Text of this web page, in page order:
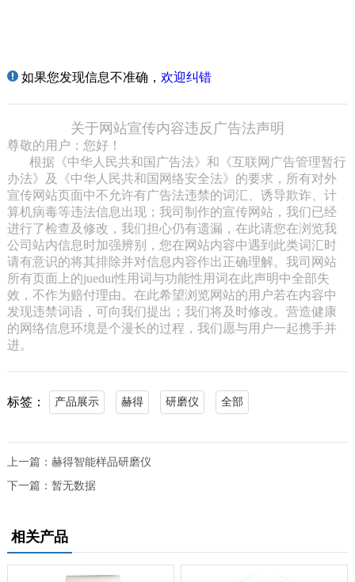
如果您发现信息不准确， 欢迎纠错
关于网站宣传内容违反广告法声明
尊敬的用户：您好！
根据《中华人民共和国广告法》和《互联网广告管理暂行
办法》及《中华人民共和国网络安全法》的要求，所有对外
宣传网站页面中不允许有广告法违禁的词汇、诱导欺诈、计
算机病毒等违法信息出现；我司制作的宣传网站，我们已经
进行了检查及修改，我们担心仍有遗漏，在此请您在浏览我
公司站内信息时加强辨别，您在网站内容中遇到此类词汇时
请有意识的将其排除并对信息内容作出正确理解。我司网站
所有页面上的juedui性用词与功能性用词在此声明中全部失
效，不作为赔付理由。在此希望浏览网站的用户若在内容中
发现违禁词语，可向我们提出；我们将及时修改。营造健康
的网络信息环境是个漫长的过程，我们愿与用户一起携手并
进。
标签： 产品展示 赫得 研磨仪 全部
上一篇： 赫得智能样品研磨仪
下一篇： 暂无数据
相关产品